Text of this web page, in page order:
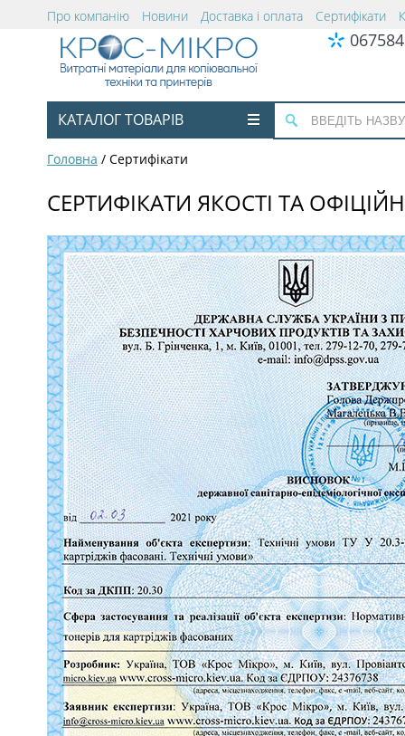
Про компанію Новини Доставка і оплата Сертифікати
КАТАЛОГ ТОВАРІВ
Головна / Сертифікати
СЕРТИФІКАТИ ЯКОСТІ ТА